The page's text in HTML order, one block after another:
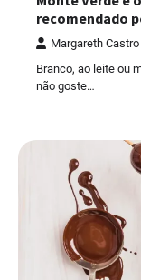
recomendado
Margareth Castro
Branco, ao leite ou
não goste…